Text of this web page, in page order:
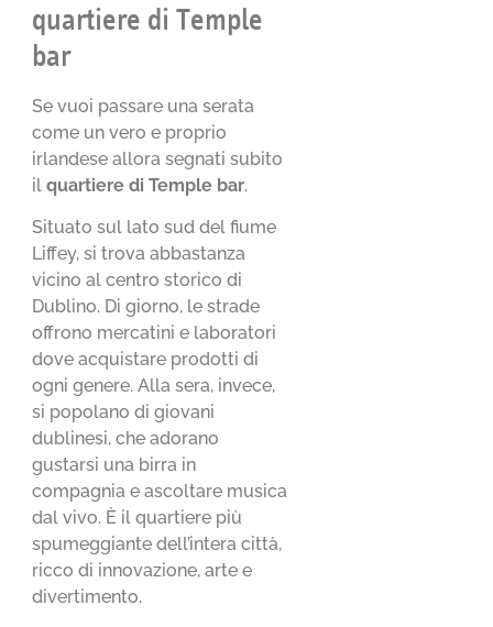
quartiere di Temple
bar
Se vuoi passare una serata
come un vero e proprio
irlandese allora segnati subito
ilquartiere di Temple bar.
Situato sul lato sud del fiume
Liffey, si trova abbastanza
vicino al centro storico di
Dublino. Di giorno, le strade
offrono mercatini e laboratori
dove acquistare prodotti di
ogni genere. Alla sera, invece,
si popolano di giovani
dublinesi, che adorano
gustarsi una birra in
compagnia e ascoltare musica
dal vivo. È il quartiere più
spumeggiante dell’intera città,
ricco di innovazione, arte e
divertimento.